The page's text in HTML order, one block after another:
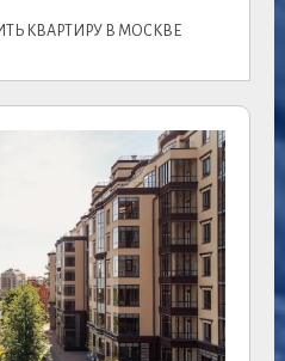
КВАРТИРУ В МОСКВЕ